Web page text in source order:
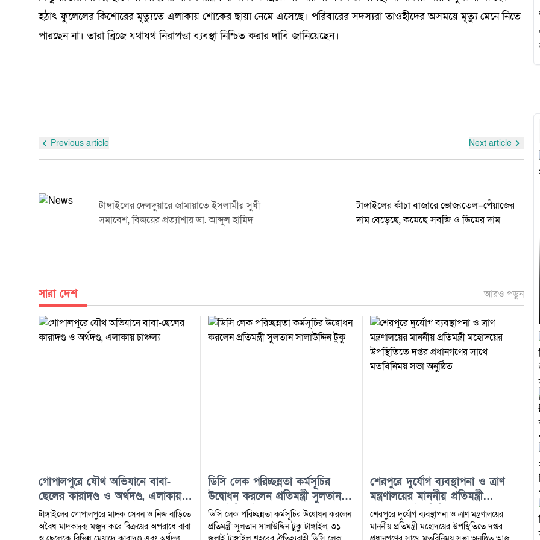
হঠাৎ ফুলেলের কিশোরের মৃত্যুতে এলাকায় শোকের ছায়া নেমে এসেছে। পরিবারের সদস্যরা তাওহীদের অসময়ে মৃত্যু মেনে নিতে
পারছেন না। তারা ব্রিজে যথাযথ নিরাপত্তা ব্যবস্থা নিশ্চিত করার দাবি জানিয়েছেন।
Previous article Next article
টাঙ্গাইলের দেলদুয়ারে জামায়াতে ইসলামীর সুধী
সমাবেশ, বিজয়ের প্রত্যাশায় ডা. আব্দুল হামিদ
টাঙ্গাইলের কাঁচা বাজারে ভোজ্যতেল–পেঁয়াজের
দাম বেড়েছে, কমেছে সবজি ও ডিমের দাম
সারা দেশ আরও পড়ুন
গোপালপুরে যৌথ অভিযানে বাবা-
ছেলের কারাদণ্ড ও অর্থদণ্ড, এলাকায়
চাঞ্চল্য
টাঙ্গাইলের গোপালপুরে মাদক সেবন ও নিজ বাড়িতে
অবৈধ মাদকদ্রব্য মজুদ করে বিক্রয়ের অপরাধে বাবা
ডিসি লেক পরিচ্ছন্নতা কর্মসূচির
উদ্বোধন করলেন প্রতিমন্ত্রী সুলতান
সালাউদ্দিন টুকু
ডিসি লেক পরিচ্ছন্নতা কর্মসূচির উদ্বোধন করলেন
প্রতিমন্ত্রী সুলতান সালাউদ্দিন টুকু টাঙ্গাইল, ৩১
শেরপুরে দুর্যোগ ব্যবস্থাপনা ও ত্রাণ
মন্ত্রণালয়ের মাননীয় প্রতিমন্ত্রী
মহোদয়ের উপস্থিতিতে দপ্তর
প্রধানগণের সাথে মতবিনিময় সভা
শেরপুরে দুর্যোগ ব্যবস্থাপনা ও ত্রাণ মন্ত্রণালয়ের
মাননীয় প্রতিমন্ত্রী মহোদয়ের উপস্থিতিতে দপ্তর